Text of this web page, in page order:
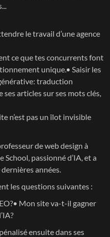
le travail d’une agence
ce que tes concurrents font
unique.• Saisir les
traduction
articles sur ses mots clés,
n’est pas un îlot invisible
de web design à
School, passionné d’IA, et a
années.
les questions suivantes :
Mon site va-t-il gagner
ensuite dans ses